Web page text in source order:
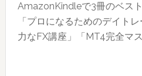
AmazonKindleで3冊のベス
「プロになるためのデイト
力なFX講座」「MT4完全マ